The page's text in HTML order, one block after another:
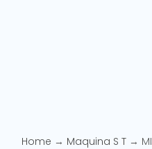
Home → Maquina S T →